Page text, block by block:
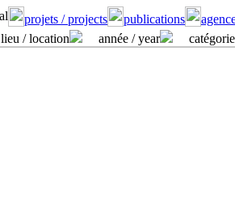
projets / projects publications
lieu / location année / year